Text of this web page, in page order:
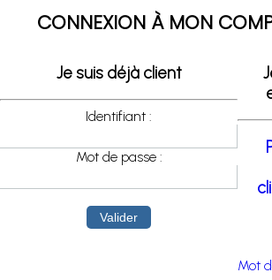
CONNEXION À MON
Je suis déjà client
Identifiant :
Mot de passe :
Mot